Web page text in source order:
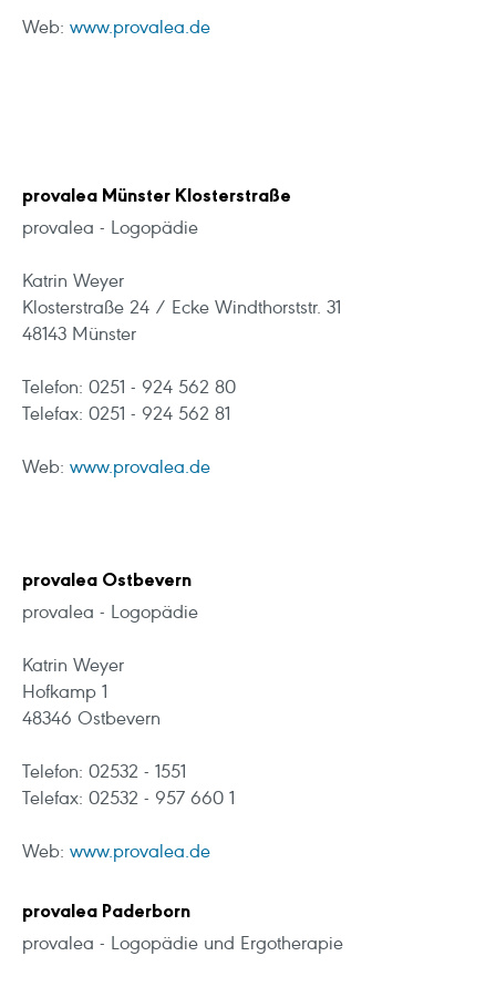
Web: www.provalea.de
provalea Münster Klosterstraße
provalea - Logopädie
Katrin Weyer
Klosterstraße 24 / Ecke Windthorststr. 31
48143 Münster
Telefon: 0251 - 924 562 80
Telefax: 0251 - 924 562 81
Web: www.provalea.de
provalea Ostbevern
provalea - Logopädie
Katrin Weyer
Hofkamp 1
48346 Ostbevern
Telefon: 02532 - 1551
Telefax: 02532 - 957 660 1
Web: www.provalea.de
provalea Paderborn
provalea - Logopädie und Ergotherapie